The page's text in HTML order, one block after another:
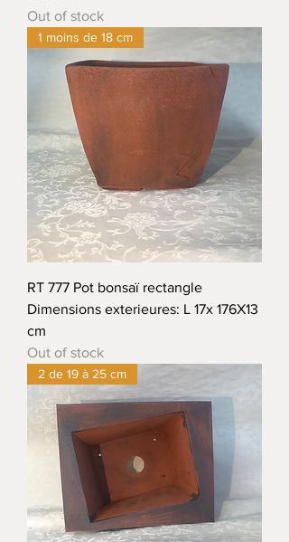
Out of stock
1 moins de 18 cm
RT 777 Pot bonsaï rectangle
Dimensions exterieures: L 17x 176X13
cm
Out of stock
2 de 19 à 25 cm